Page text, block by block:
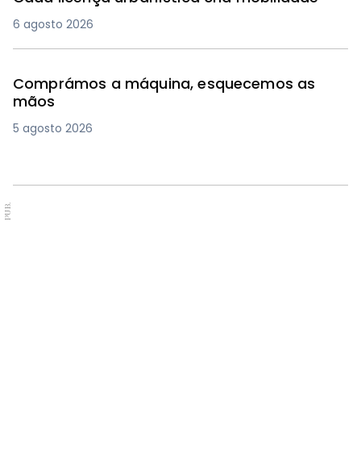
6 agosto 2026
Comprámos a máquina, esquecemos as
mãos
5 agosto 2026
PUB.